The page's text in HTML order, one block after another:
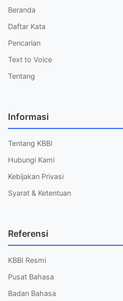
Beranda
Daftar Kata
Pencarian
Text to Voice
Tentang
Informasi
Tentang KBBI
Hubungi Kami
Kebijakan Privasi
Syarat & Ketentuan
Referensi
KBBI Resmi
Pusat Bahasa
Badan Bahasa